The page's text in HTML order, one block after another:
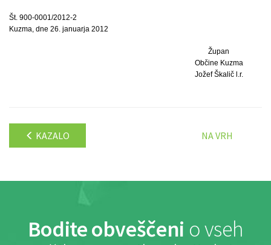
Št. 900-0001/2012-2
Kuzma, dne 26. januarja 2012
Župan
Občine Kuzma
Jožef Škalič l.r.
KAZALO NA VRH
Bodite obveščeni o vseh